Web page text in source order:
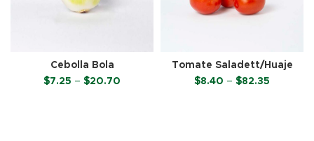
Cebolla Bola
$7.25 – $20.70
Tomate Saladett/Huaje
$8.40 – $82.35